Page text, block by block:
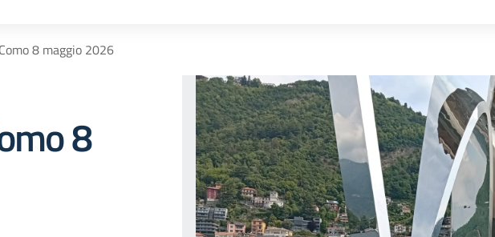
8 maggio 2026
8